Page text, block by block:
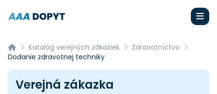
Katalóg verejných zákaziek
Zdravotníctvo
Dodanie zdravotnej techniky
Verejná zákazka